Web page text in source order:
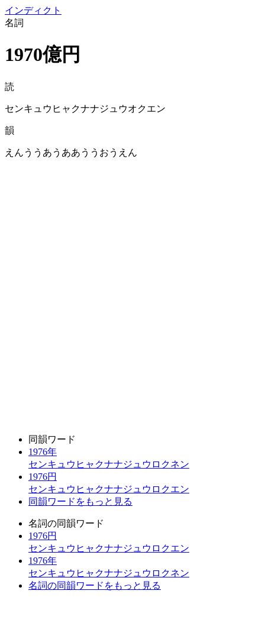
インディクト
名詞
1970億円
読
センキュウヒャクナナジュウオクエン
韻
えんううあうああううおうえん
同韻ワード
1976年
センキュウヒャクナナジュウロクネン
1976円
センキュウヒャクナナジュウロクエン
同韻ワードをもっと見る
名詞の同韻ワード
1976円
センキュウヒャクナナジュウロクエン
1976年
センキュウヒャクナナジュウロクネン
名詞の同韻ワードをもっと見る